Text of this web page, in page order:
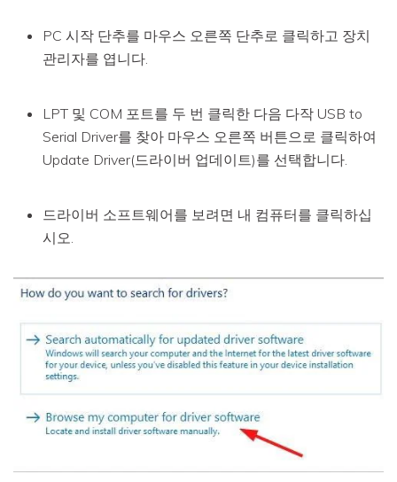
PC 시작 단추를 마우스 오른쪽 단추로 클릭하고 장치
관리자를 엽니다.
LPT 및 COM 포트를 두 번 클릭한 다음 다작 USB to
Serial Driver를 찾아 마우스 오른쪽 버튼으로 클릭하여
Update Driver(드라이버 업데이트)를 선택합니다.
드라이버 소프트웨어를 보려면 내 컴퓨터를 클릭하십
시오.